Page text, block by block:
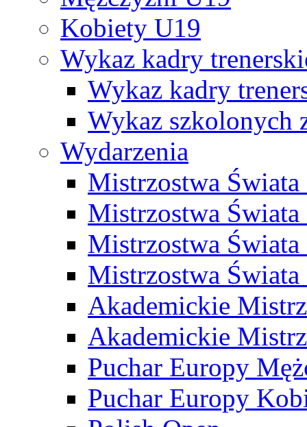
Kobiety U19
Wykaz kadry
Wykaz kadry
Wykaz szkolonych
Wydarzenia
Mistrzostwa
Mistrzostwa
Mistrzostwa
Mistrzostwa
Akademickie
Akademickie
Puchar Europy
Puchar Europy